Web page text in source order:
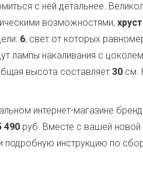
с ней детальнее.
возможностями,
6, свет от которых
лампы накаливания с цоколем
высота составляет 30 см.
интернет-магазине
490 руб. Вместе с вашей новой
подробную инструкцию по